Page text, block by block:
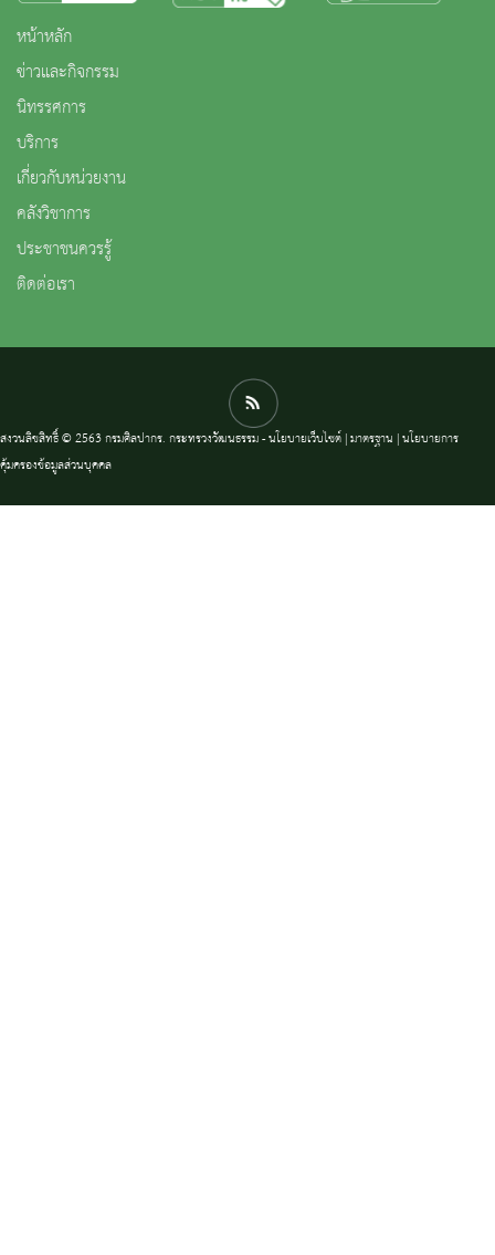
หน้าหลัก
ข่าวและกิจกรรม
นิทรรศการ
บริการ
เกี่ยวกับหน่วยงาน
คลังวิชาการ
ประชาชนควรรู้
ติดต่อเรา
สงวนลิขสิทธิ์ © 2563 กรมศิลปากร. กระทรวงวัฒนธรรม -นโยบายเว็บไซต์|มาตรฐาน |นโยบายการ
คุ้มครองข้อมูลส่วนบุคคล